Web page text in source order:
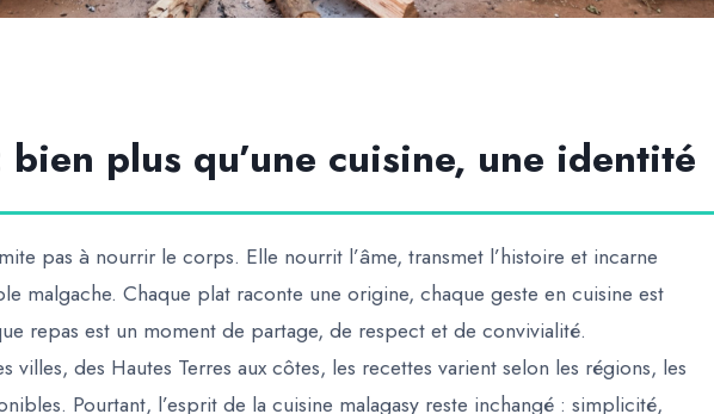
plus qu’une cuisine, une identité
pas à nourrir le corps. Elle nourrit l’âme, transmet l’histoire et incarne
malgache. Chaque plat raconte une origine, chaque geste en cuisine est
repas est un moment de partage, de respect et de convivialité.
villes, des Hautes Terres aux côtes, les recettes varient selon les régions, les
Pourtant, l’esprit de la cuisine malagasy reste inchangé : simplicité,